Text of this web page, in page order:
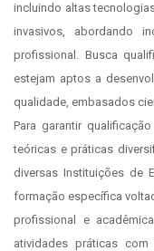
incluindo altas
invasivos, abordando
profissional. Busca
estejam aptos a
qualidade, embasados
Para garantir
teóricas e práticas
diversas Instituições de
formação específica
profissional e
atividades práticas